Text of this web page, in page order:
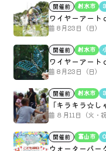
開催前 射水市
ワイヤーアート
8月23日（日）
開催前 射水市
ワイヤーアー
8月23日（日）
開催前 射水市
「キラキラ☆し
８月11日（火・
開催前 富山市
ウォーターパー